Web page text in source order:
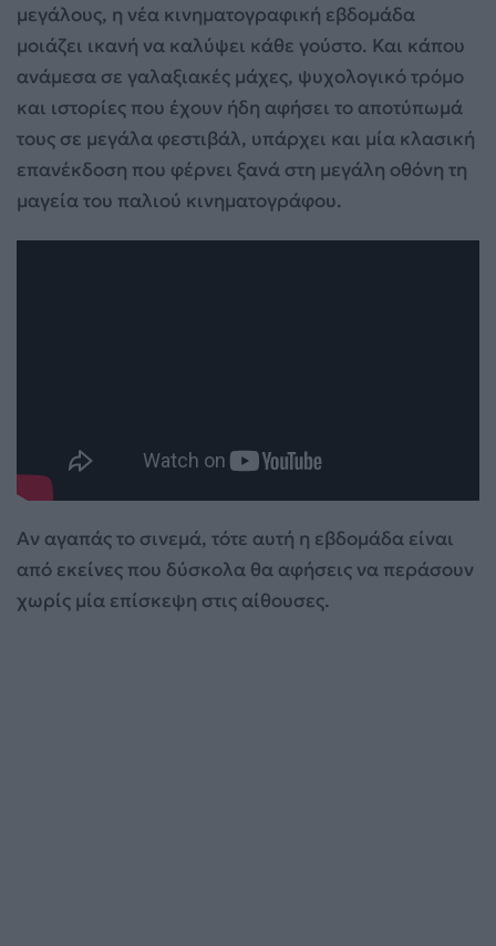
μεγάλους, η νέα κινηματογραφική εβδομάδα
μοιάζει ικανή να καλύψει κάθε γούστο. Και κάπου
ανάμεσα σε γαλαξιακές μάχες, ψυχολογικό τρόμο
και ιστορίες που έχουν ήδη αφήσει το αποτύπωμά
τους σε μεγάλα φεστιβάλ, υπάρχει και μία κλασική
επανέκδοση που φέρνει ξανά στη μεγάλη οθόνη τη
μαγεία του παλιού κινηματογράφου.
Αν αγαπάς το σινεμά, τότε αυτή η εβδομάδα είναι
από εκείνες που δύσκολα θα αφήσεις να περάσουν
χωρίς μία επίσκεψη στις αίθουσες.